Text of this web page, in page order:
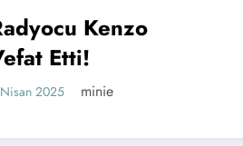
Radyo Fenomen’in
Yeni Yönetim
Kadrosu Belli Oldu!
minie